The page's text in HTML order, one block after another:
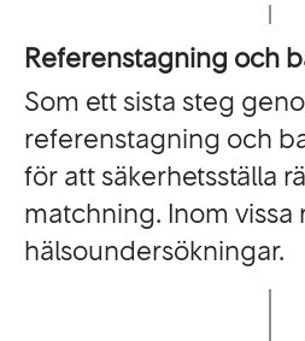
Referenstagning och
Som ett sista steg
referenstagning och
för att säkerhetsställa
matchning. Inom vissa
hälsoundersökningar.